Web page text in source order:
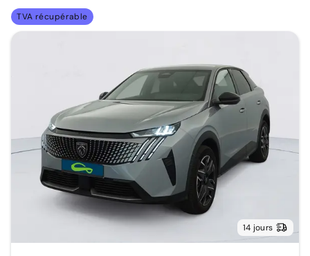
TVA récupérable
14 jours